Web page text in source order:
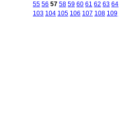
55 56 57 58 59 60 61 62 63 64
103 104 105 106 107 108 109